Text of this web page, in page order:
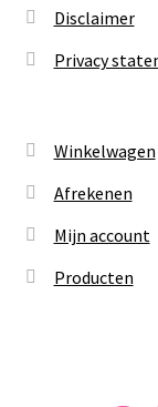
Disclaimer
Privacy
Winkelwagen
Afrekenen
Mijn account
Producten